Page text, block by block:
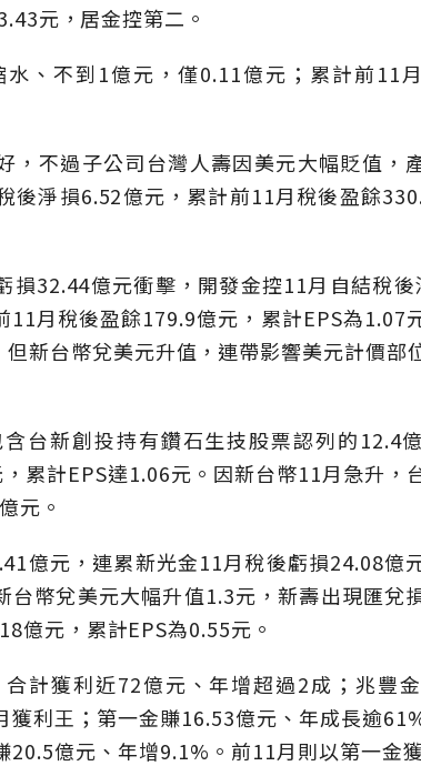
元，居金控第二。
、不到1億元，僅0.11億元；累計前11
，不過子公司台灣人壽因美元大幅貶值，
後淨損6.52億元，累計前11月稅後盈餘
損32.44億元衝擊，開發金控11月自結稅後
月稅後盈餘179.9億元，累計EPS為1.07
新台幣兌美元升值，連帶影響美元計價部
台新創投持有鑽石生技股票認列的12.4
累計EPS達1.06元。因新台幣11月急升，
元。
億元，連累新光金11月稅後虧損24.08億
幣兌美元大幅升值1.3元，新壽出現匯兌
億元，累計EPS為0.55元。
計獲利近72億元、年增超過2成；兆豐
利王；第一金賺16.53億元、年成長逾
億元、年增9.1%。前11月則以第一金